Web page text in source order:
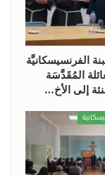
الفرنسيسكانيَّة
المُقَدَّسَة
إلى الأخ…